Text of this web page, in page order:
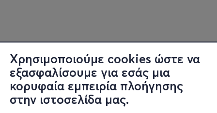
Χρησιμοποιούμε cookies ώστε να
εξασφαλίσουμε για εσάς μια
κορυφαία εμπειρία πλοήγησης
στην ιστοσελίδα μας.